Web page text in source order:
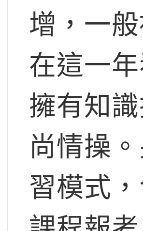
增，一
在這一
擁有知
尚情操
習模式